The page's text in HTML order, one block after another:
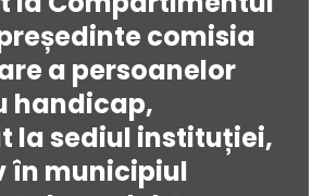
comisia
a persoanelor
handicap,
la sediul instituției,
în municipiul